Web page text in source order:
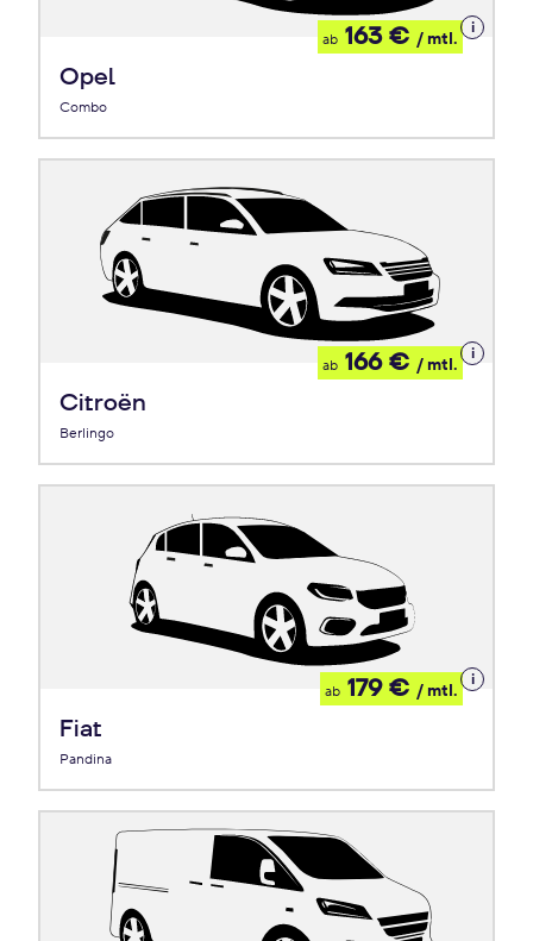
Opel
Combo
ab 163 € / mtl.
Details
zum
Citroën
Berlingo
ab 166 € / mtl.
Details
zum
Fiat
Pandina
ab 179 € / mtl.
Details
zum